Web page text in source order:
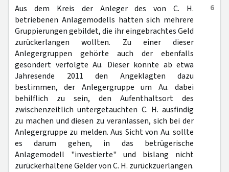
6
Aus dem Kreis der Anleger des von C. H.
betriebenen Anlagemodells hatten sich mehrere
Gruppierungen gebildet, die ihr eingebrachtes Geld
zurückerlangen wollten. Zu einer dieser
Anlegergruppen gehörte auch der ebenfalls
gesondert verfolgte Au. Dieser konnte ab etwa
Jahresende 2011 den Angeklagten dazu
bestimmen, der Anlegergruppe um Au. dabei
behilflich zu sein, den Aufenthaltsort des
zwischenzeitlich untergetauchten C. H. ausfindig
zu machen und diesen zu veranlassen, sich bei der
Anlegergruppe zu melden. Aus Sicht von Au. sollte
es darum gehen, in das betrügerische
Anlagemodell "investierte" und bislang nicht
zurückerhaltene Gelder von C. H. zurückzuerlangen.